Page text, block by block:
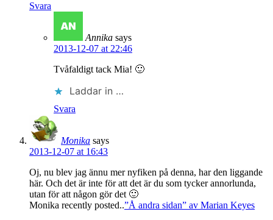
Svara
Annika says
2013-12-07 at 22:46
Tvåfaldigt tack Mia! 🙂
Laddar in …
Svara
Monika says
2013-12-07 at 16:43
Oj, nu blev jag ännu mer nyfiken på denna, har den liggande
här. Och det är inte för att det är du som tycker annorlunda,
utan för att någon gör det 🙂
Monika recently posted..”Å andra sidan” av Marian Keyes